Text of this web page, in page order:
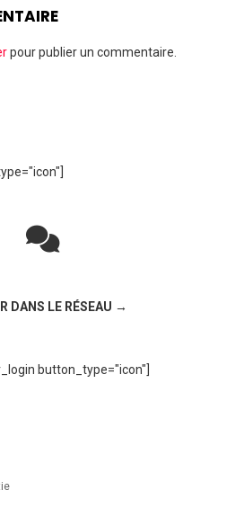
pour publier un commentaire.
DANS LE RÉSEAU →
button_type="icon"]